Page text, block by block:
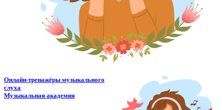
Онлайн-тренажёры музыкального
слуха
Музыкальная академия